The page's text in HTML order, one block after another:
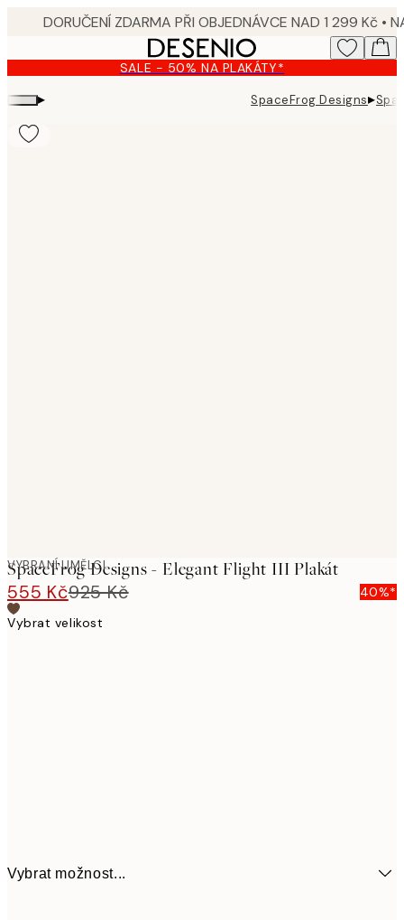
content.
SALE - 50% NA PLAKÁTY*
▸ SpaceFrog Designs▸
VYBRANÍ UMĚLCI
SpaceFrog Designs - Elegant Flight III Plakát
555 Kč925 Kč
40%*
Vybrat velikost
Vybrat možnost...